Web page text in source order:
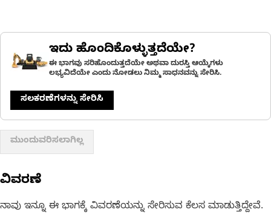
ಇದು ಹೊಂದಿಕೊಳ್ಳುತ್ತದೆಯೇ?
ಈ ಭಾಗವು ಸರಿಹೊಂದುತ್ತದೆಯೇ ಅಥವಾ ದುರಸ್ತಿ ಆಯ್ಕೆಗಳು
ಲಭ್ಯವಿದೆಯೇ ಎಂದು ನೋಡಲು ನಿಮ್ಮ ಸಾಧನವನ್ನು ಸೇರಿಸಿ.
ಸಲಕರಣೆಗಳನ್ನು ಸೇರಿಸಿ
ಮುಂದುವರಿಸಲಾಗಿಲ್ಲ
ವಿವರಣೆ
ನಾವು ಇನ್ನೂ ಈ ಭಾಗಕ್ಕೆ ವಿವರಣೆಯನ್ನು ಸೇರಿಸುವ ಕೆಲಸ ಮಾಡುತ್ತಿದ್ದೇವೆ.